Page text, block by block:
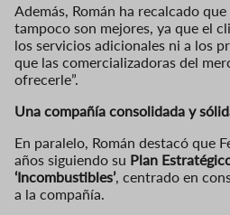
Además, Román ha recalcado
tampoco son mejores, ya que el
los servicios adicionales ni a los
que las comercializadoras del
ofrecerle”.
Una compañía consolidada y
En paralelo, Román destacó que
años siguiendo su Plan
‘Incombustibles’, centrado en
a la compañía.